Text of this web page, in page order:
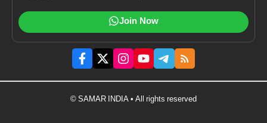
Join Now
© SAMAR INDIA • All rights reserved